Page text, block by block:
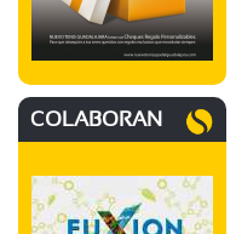
COLABORAN